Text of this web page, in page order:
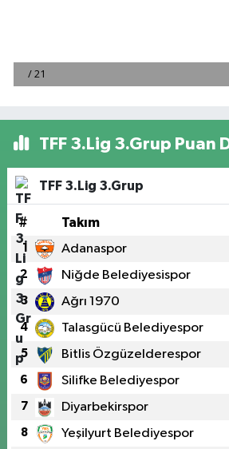
TFF 3.Lig 3.Grup Puan
TFF 3.Lig 3.Grup
# Takım
1 Adanaspor
2 Niğde Belediyesispor
3 Ağrı 1970
4 Talasgücü Belediyespor
5 Bitlis Özgüzelderespor
6 Silifke Belediyespor
7 Diyarbekirspor
8 Yeşilyurt Belediyespor